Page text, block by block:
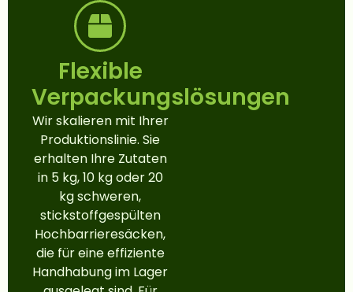
Flexible
Verpackungslösungen
Wir skalieren mit Ihrer
Produktionslinie. Sie
erhalten Ihre Zutaten
in 5 kg, 10 kg oder 20
kg schweren,
stickstoffgespülten
Hochbarrieresäcken,
die für eine effiziente
Handhabung im Lager